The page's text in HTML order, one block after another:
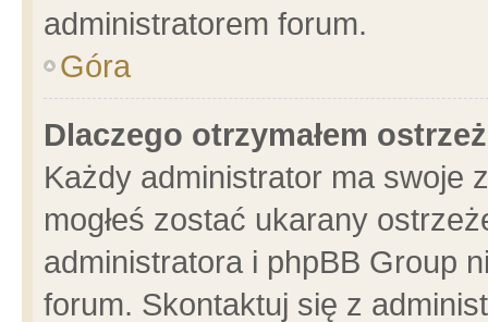
administratorem forum.
Góra
Dlaczego otrzymałem
Każdy administrator ma swoje
mogłeś zostać ukarany
administratora i phpBB Group
forum. Skontaktuj się z